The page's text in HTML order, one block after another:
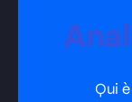
Qui